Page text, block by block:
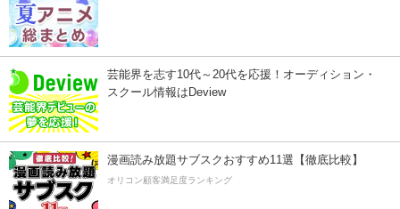
芸能界を志す10代～20代を応援！オーディション・
スクール情報はDeview
漫画読み放題サブスクおすすめ11選【徹底比較】
オリコン顧客満足度ランキング